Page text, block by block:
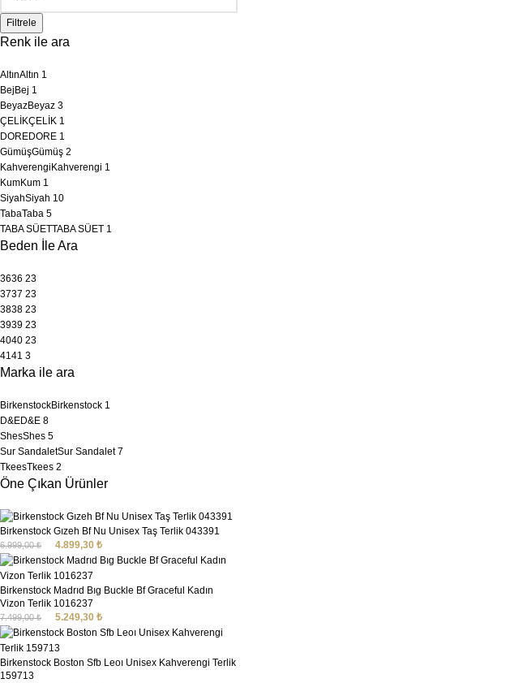
Filtrele
Renk ile ara
AltınAltın 1
Bej Bej 1
BeyazBeyaz 3
ÇELİKÇELİK 1
DOREDORE 1
GümüşGümüş 2
Kahverengi Kahverengi 1
KumKum 1
SiyahSiyah 10
TabaTaba 5
TABA SÜETTABA SÜET 1
Beden İle Ara
3636 23
3737 23
3838 23
3939 23
4040 23
4141 3
Marka ile ara
BirkenstockBirkenstock 1
D&ED&E 8
ShesShes 5
Sur SandaletSur Sandalet 7
TkeesTkees 2
Öne Çıkan Ürünler
Birkenstock Gızeh Bf Nu Unisex Taş Terlik 043391
6.999,00₺ 4.899,30 ₺
Birkenstock Madrıd Bıg Buckle Bf Graceful Kadın
Vizon Terlik 1016237
7.499,00₺ 5.249,30 ₺
Birkenstock Boston Sfb Leoı Unisex Kahverengi Terlik
159713